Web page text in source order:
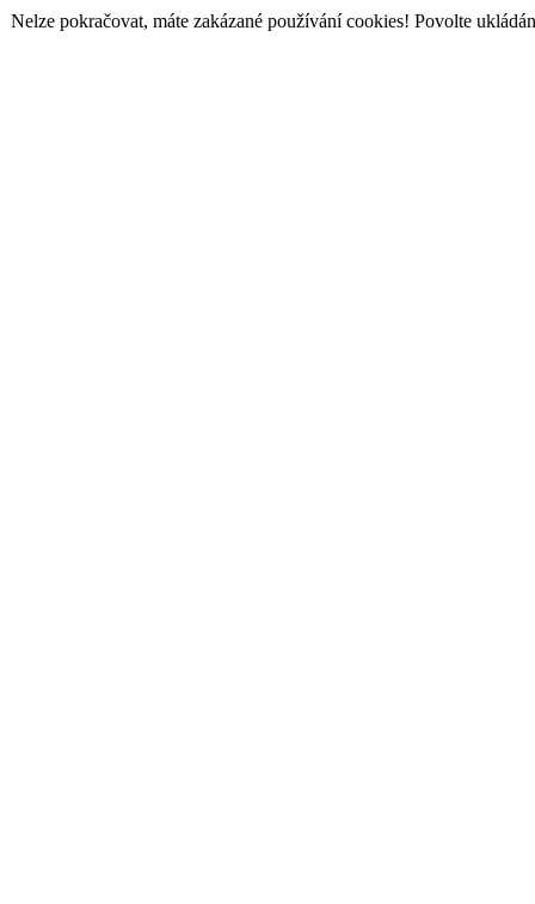
Nelze pokračovat, máte zakázané používání cookies! Povolte